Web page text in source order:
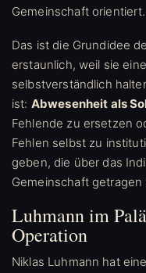
Gemeinschaft orientiert.
Das ist die Grundidee
erstaunlich, weil sie
selbstverständlich
ist: Abwesenheit als
Fehlende zu ersetzen
Fehlen selbst zu
geben, die über das
Gemeinschaft
Luhmann im
Operation
Niklas Luhmann hat